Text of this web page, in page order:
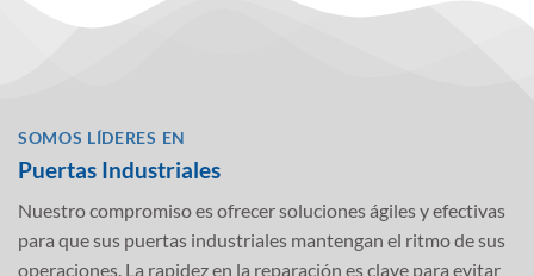
SOMOS LÍDERES EN
Puertas Industriales
Nuestro compromiso es ofrecer soluciones ágiles y efectivas
para que sus puertas industriales mantengan el ritmo de sus
operaciones. La rapidez en la reparación es clave para evitar